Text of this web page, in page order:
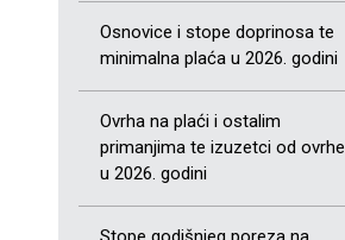
Osnovice i stope doprinosa te
minimalna plaća u 2026. godini
Ovrha na plaći i ostalim
primanjima te izuzetci od ovrhe
u 2026. godini